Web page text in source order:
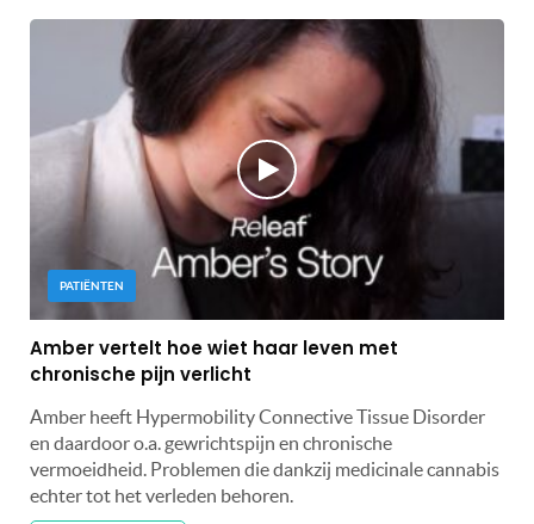
PATIËNTEN
Amber vertelt hoe wiet haar leven met
chronische pijn verlicht
Amber heeft Hypermobility Connective Tissue Disorder
en daardoor o.a. gewrichtspijn en chronische
vermoeidheid. Problemen die dankzij medicinale cannabis
echter tot het verleden behoren.